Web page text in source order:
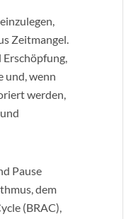
Zeitmangel.
Erschöpfung,
und, wenn
werden,
und
Pause
dem
(BRAC),